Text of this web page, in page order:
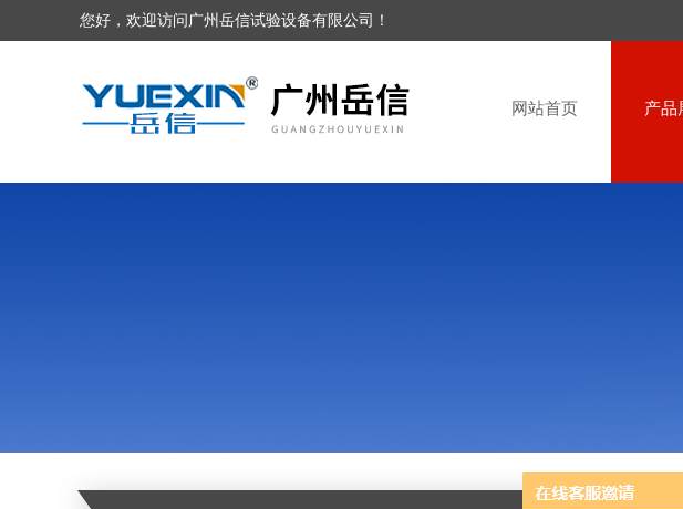
您好，欢迎访问广州岳信试验设备有限公司！
网站首页 产品